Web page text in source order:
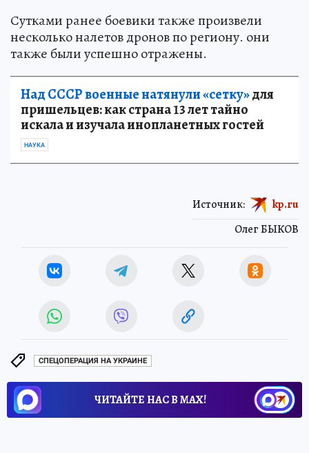
Сутками ранее боевики также произвели
несколько налетов дронов по региону. они
также были успешно отражены.
Над СССР военные натянули «сетку»для
пришельцев: как страна 13 лет тайно
искала и изучала инопланетных гостей
НАУКА
Олег БЫКОВ
Источник: kp.ru
СПЕЦОПЕРАЦИЯ НА УКРАИНЕ
ЧИТАЙТЕ НАС В МАХ!